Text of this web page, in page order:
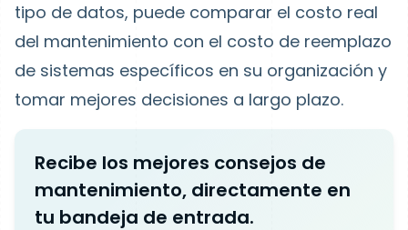
tipo de datos, puede comparar el costo real
del mantenimiento con el costo de reemplazo
de sistemas específicos en su organización y
tomar mejores decisiones a largo plazo.
Recibe los mejores consejos de
mantenimiento, directamente en
tu bandeja de entrada.